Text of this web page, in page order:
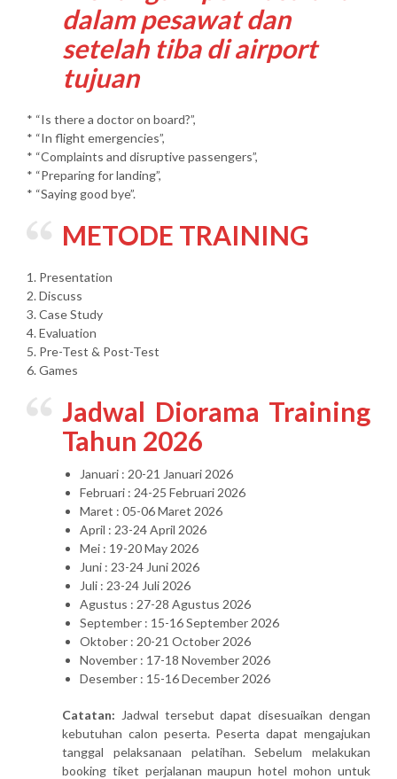
dalam pesawat dan
setelah tiba di airport
tujuan
* “Is there a doctor on board?”,
* “In flight emergencies”,
* “Complaints and disruptive passengers”,
* “Preparing for landing”,
* “Saying good bye”.
METODE TRAINING
1. Presentation
2. Discuss
3. Case Study
4. Evaluation
5. Pre-Test & Post-Test
6. Games
Jadwal Diorama Training
Tahun 2026
Januari : 20-21 Januari 2026
Februari : 24-25 Februari 2026
Maret : 05-06 Maret 2026
April : 23-24 April 2026
Mei : 19-20 May 2026
Juni : 23-24 Juni 2026
Juli : 23-24 Juli 2026
Agustus : 27-28 Agustus 2026
September : 15-16 September 2026
Oktober : 20-21 October 2026
November : 17-18 November 2026
Desember : 15-16 December 2026
Catatan: Jadwal tersebut dapat disesuaikan dengan
kebutuhan calon peserta. Peserta dapat mengajukan
tanggal pelaksanaan pelatihan. Sebelum melakukan
booking tiket perjalanan maupun hotel mohon untuk